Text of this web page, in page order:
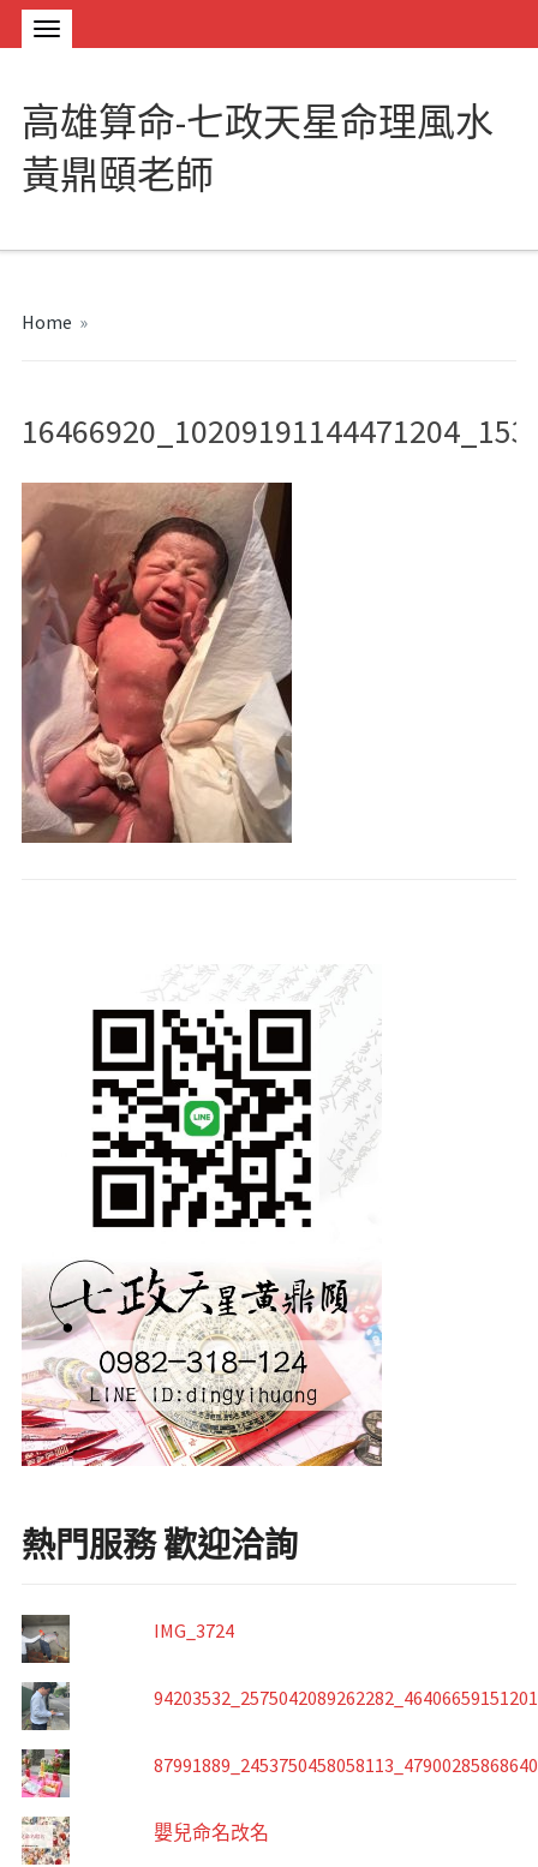
高雄算命-七政天星命理風水
黃鼎頤老師
Home »
熱門服務 歡迎洽詢
IMG_3724
嬰兒命名改名